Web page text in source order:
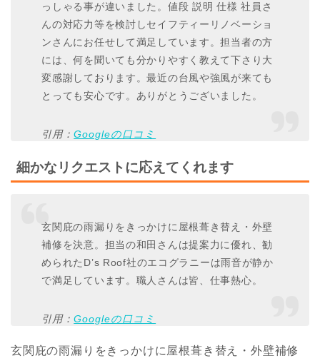
っしゃる事が違いました。値段 説明 仕様 社員さ
んの対応力等を検討しセイフティーリノベーショ
ンさんにお任せして満足しています。担当者の方
には、何を聞いても分かりやすく教えて下さり大
変感謝しております。最近の台風や強風が来ても
とっても安心です。ありがとうございました。
引用：Googleの口コミ
細かなリクエストに応えてくれます
玄関庇の雨漏りをきっかけに屋根葺き替え・外壁
補修を決意。担当の和田さんは提案力に優れ、勧
められたD’s Roof社のエコグラニーは雨音が静か
で満足しています。職人さんは皆、仕事熱心。
引用：Googleの口コミ
玄関庇の雨漏りをきっかけに屋根葺き替え・外壁補修